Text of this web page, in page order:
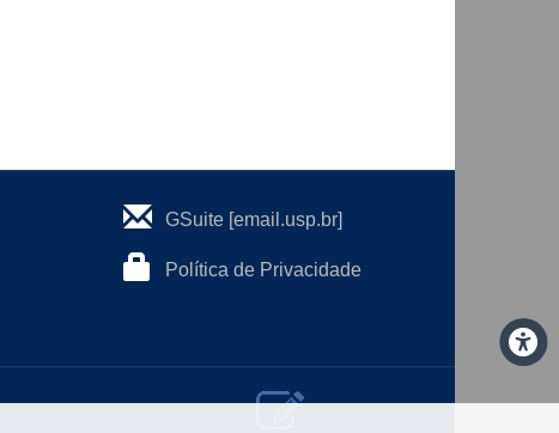
GSuite [email.usp.br]
Política de Privacidade